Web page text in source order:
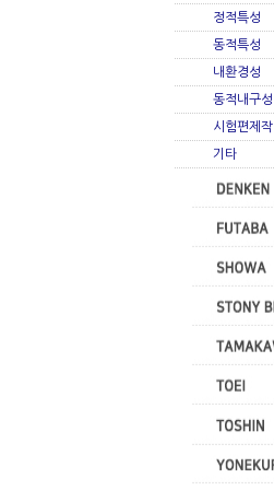
정적특성
동적특성
내환경성
동적내구성
시험편제작
기타